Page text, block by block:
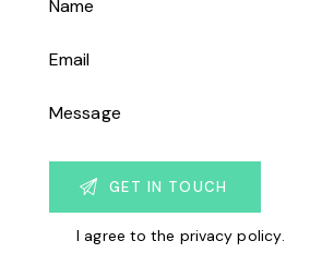
I agree to the privacy policy.